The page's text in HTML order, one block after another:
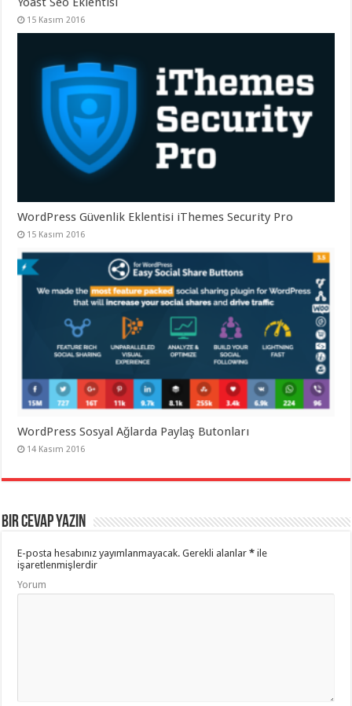
15 Kasım 2016
WordPress Güvenlik Eklentisi iThemes Security Pro
15 Kasım 2016
WordPress Sosyal Ağlarda Paylaş Butonları
14 Kasım 2016
Bir cevap yazın
E-posta hesabınız yayımlanmayacak. Gerekli alanlar* ile
işaretlenmişlerdir
Yorum